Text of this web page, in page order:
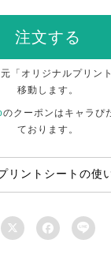
注文する
「オリジナルプリン
移動します。
のクーポンはキャラぴ
ております。
リントシートの使
  